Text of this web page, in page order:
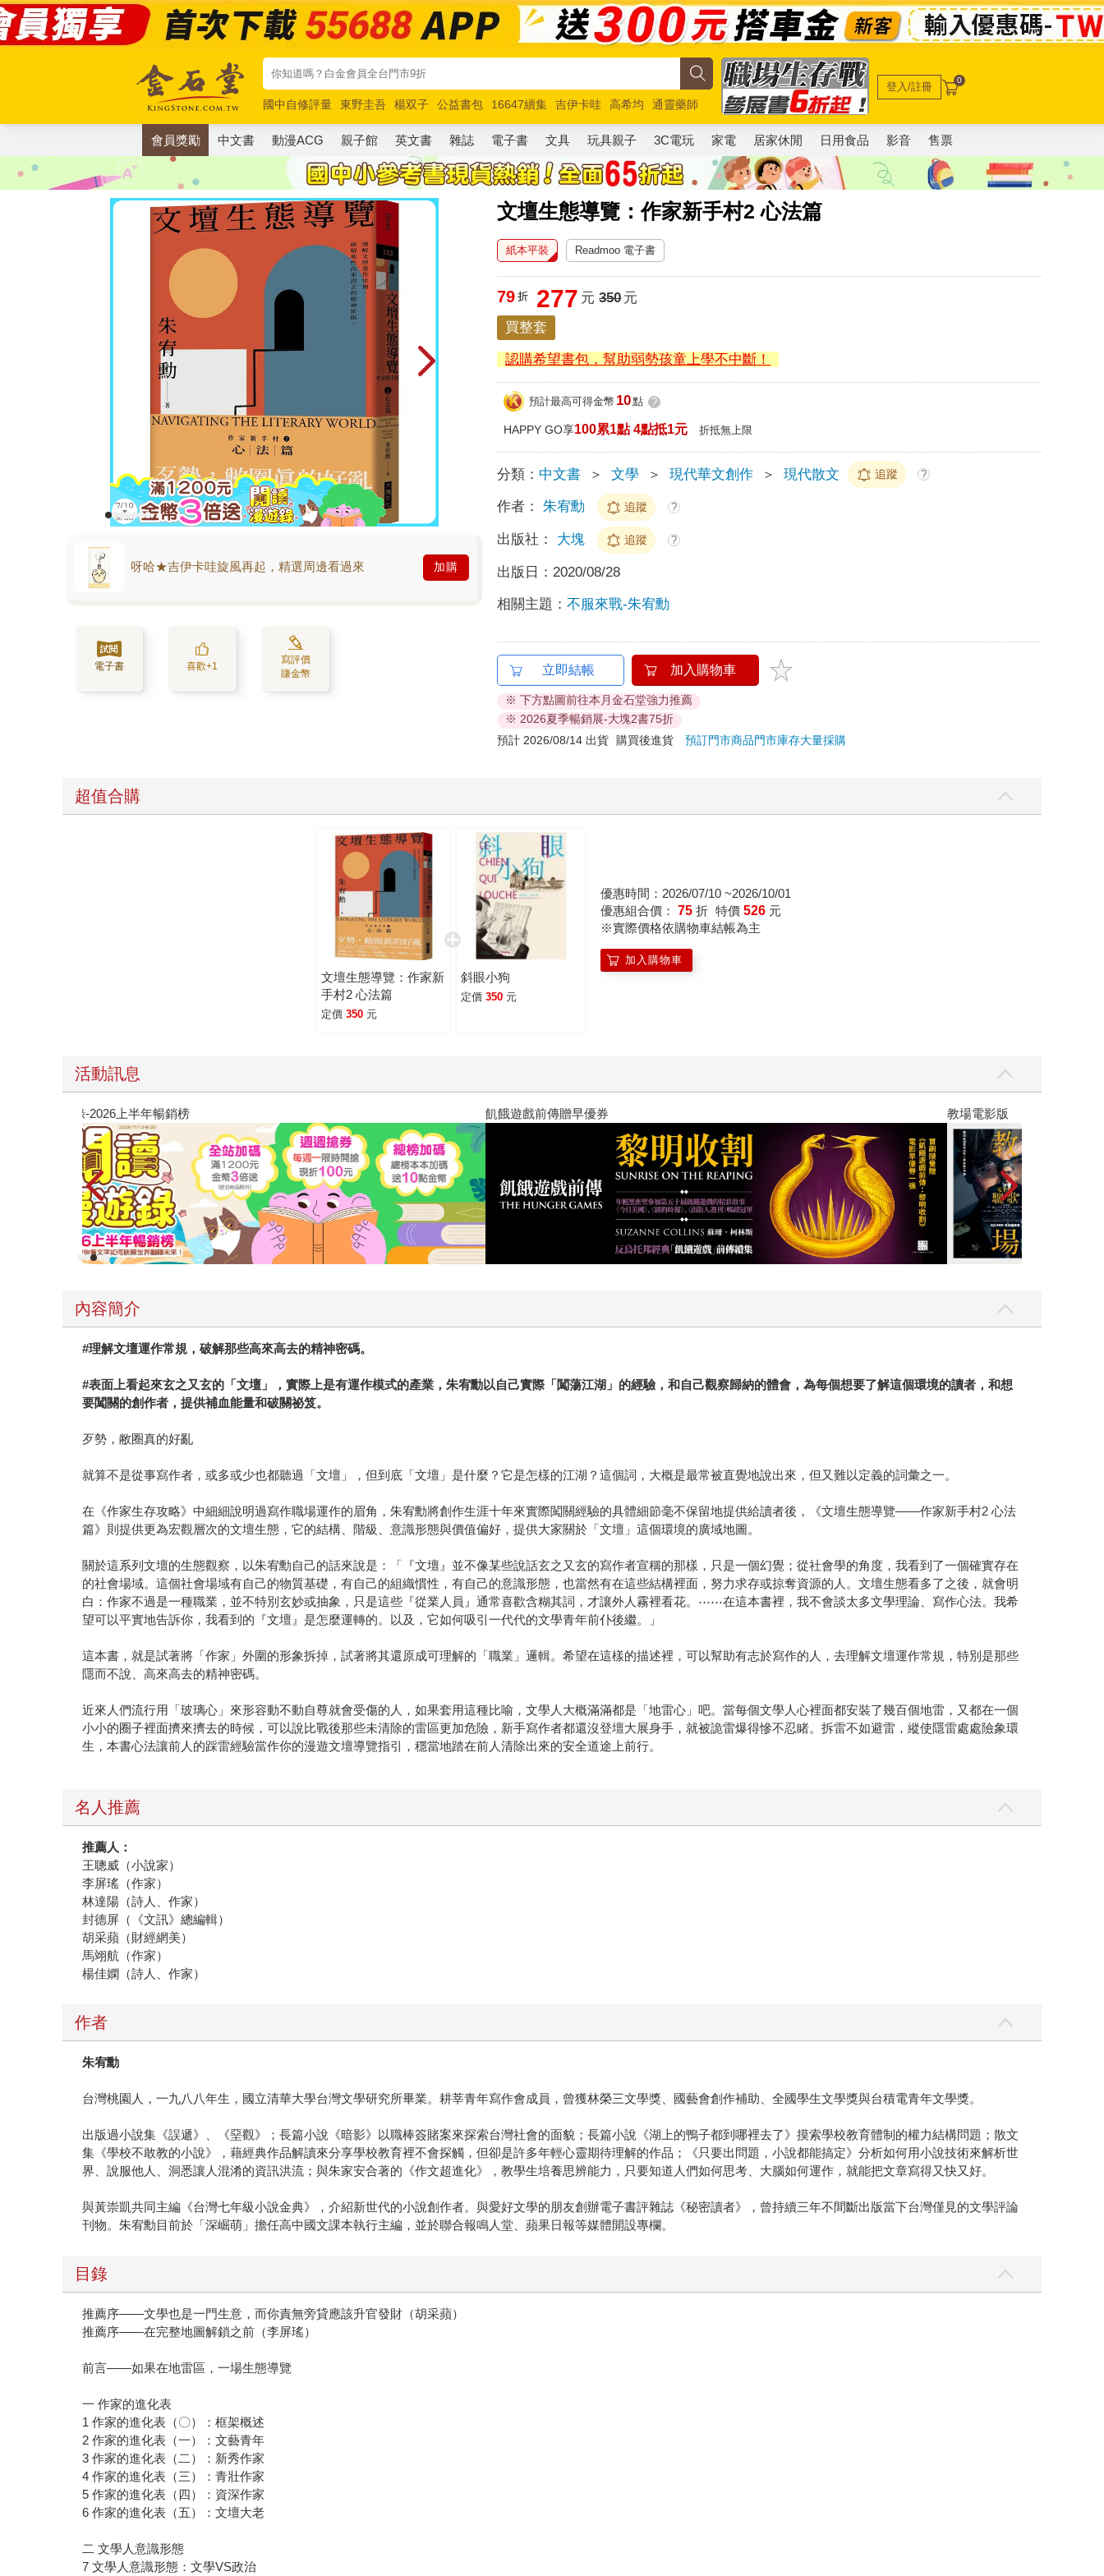
國中自修評量 東野圭吾 楊双子 公益書包 16647續集 吉伊卡哇 高希均
通靈藥師
唯紅花綻放
奧德賽 路邊攤新作 馬斯克 玩具總動員5 超慢跑
登入/註冊 0
會員獎勵 中文書 動漫ACG 親子館 英文書 雜誌 電子書 文具 玩具親子 3C電玩 家電 居家休閒 日用食品 影音 售票
文壇生態導覽：作家新手村2 心法篇
呀哈★吉伊卡哇旋風再起，精選周邊看過來 加購
電子書 喜歡+1
寫評價
賺金幣
紙本平裝 Readmoo 電子書
79 折 277 元 350元
買整套
認購希望書包，幫助弱勢孩童上學不中斷！
預計最高可得金幣 10點 ?
HAPPY GO享100累1點 4點抵1元 折抵無上限
分類： 中文書 ＞ 文學 ＞ 現代華文創作 ＞ 現代散文 追蹤 ?
作者： 朱宥勳 追蹤 ?
出版社： 大塊 追蹤 ?
出版日： 2020/08/28
相關主題：不服來戰-朱宥勳
立即結帳 加入購物車
※ 下方點圖前往本月金石堂強力推薦
※ 2026夏季暢銷展-大塊2書75折
預計 2026/08/14 出貨
購買後進貨預訂門市商品門市庫存大量採購
超值合購
文壇生態導覽：作家新
手村2 心法篇
定價 350 元
斜眼小狗
定價 350 元
優惠時間：2026/07/10 ~2026/10/01
優惠組合價： 75 折 特價 526 元
※實際價格依購物車結帳為主
加入購物車
活動訊息
教場電影版 十字殺手【艾迪．弗林系列 前傳】
內容簡介
#理解文壇運作常規，破解那些高來高去的精神密碼。
#表面上看起來玄之又玄的「文壇」，實際上是有運作模式的產業，朱宥勳以自己實際「闖蕩江湖」的經驗，和自己觀察歸納的體會，為每個想要了解這個環境的讀者，和想
要闖關的創作者，提供補血能量和破關祕笈。
歹勢，敝圈真的好亂
就算不是從事寫作者，或多或少也都聽過「文壇」，但到底「文壇」是什麼？它是怎樣的江湖？這個詞，大概是最常被直覺地說出來，但又難以定義的詞彙之一。
在《作家生存攻略》中細細說明過寫作職場運作的眉角，朱宥勳將創作生涯十年來實際闖關經驗的具體細節毫不保留地提供給讀者後，《文壇生態導覽——作家新手村2 心法
篇》則提供更為宏觀層次的文壇生態，它的結構、階級、意識形態與價值偏好，提供大家關於「文壇」這個環境的廣域地圖。
關於這系列文壇的生態觀察，以朱宥勳自己的話來說是：「『文壇』並不像某些說話玄之又玄的寫作者宣稱的那樣，只是一個幻覺；從社會學的角度，我看到了一個確實存在
的社會場域。這個社會場域有自己的物質基礎，有自己的組織慣性，有自己的意識形態，也當然有在這些結構裡面，努力求存或掠奪資源的人。文壇生態看多了之後，就會明
白：作家不過是一種職業，並不特別玄妙或抽象，只是這些『從業人員』通常喜歡含糊其詞，才讓外人霧裡看花。⋯⋯在這本書裡，我不會談太多文學理論、寫作心法。我希
望可以平實地告訴你，我看到的『文壇』是怎麼運轉的。以及，它如何吸引一代代的文學青年前仆後繼。」
這本書，就是試著將「作家」外圍的形象拆掉，試著將其還原成可理解的「職業」邏輯。希望在這樣的描述裡，可以幫助有志於寫作的人，去理解文壇運作常規，特別是那些
隱而不說、高來高去的精神密碼。
近來人們流行用「玻璃心」來形容動不動自尊就會受傷的人，如果套用這種比喻，文學人大概滿滿都是「地雷心」吧。當每個文學人心裡面都安裝了幾百個地雷，又都在一個
小小的圈子裡面擠來擠去的時候，可以說比戰後那些未清除的雷區更加危險，新手寫作者都還沒登壇大展身手，就被詭雷爆得慘不忍睹。拆雷不如避雷，縱使隱雷處處險象環
生，本書心法讓前人的踩雷經驗當作你的漫遊文壇導覽指引，穩當地踏在前人清除出來的安全道途上前行。
名人推薦
推薦人：
王聰威（小說家）
李屏瑤（作家）
林達陽（詩人、作家）
封德屏（《文訊》總編輯）
胡采蘋（財經網美）
馬翊航（作家）
楊佳嫻（詩人、作家）
作者
朱宥勳
台灣桃園人，一九八八年生，國立清華大學台灣文學研究所畢業。耕莘青年寫作會成員，曾獲林榮三文學獎、國藝會創作補助、全國學生文學獎與台積電青年文學獎。
出版過小說集《誤遞》、《堊觀》；長篇小說《暗影》以職棒簽賭案來探索台灣社會的面貌；長篇小說《湖上的鴨子都到哪裡去了》摸索學校教育體制的權力結構問題；散文
集《學校不敢教的小說》，藉經典作品解讀來分享學校教育裡不會探觸，但卻是許多年輕心靈期待理解的作品；《只要出問題，小說都能搞定》分析如何用小說技術來解析世
界、說服他人、洞悉讓人混淆的資訊洪流；與朱家安合著的《作文超進化》，教學生培養思辨能力，只要知道人們如何思考、大腦如何運作，就能把文章寫得又快又好。
與黃崇凱共同主編《台灣七年級小說金典》，介紹新世代的小說創作者。與愛好文學的朋友創辦電子書評雜誌《秘密讀者》，曾持續三年不間斷出版當下台灣僅見的文學評論
刊物。朱宥勳目前於「深崛萌」擔任高中國文課本執行主編，並於聯合報鳴人堂、蘋果日報等媒體開設專欄。
目錄
推薦序——文學也是一門生意，而你責無旁貸應該升官發財（胡采蘋）
推薦序——在完整地圖解鎖之前（李屏瑤）
前言——如果在地雷區，一場生態導覽
一 作家的進化表
1 作家的進化表（〇）：框架概述
2 作家的進化表（一）：文藝青年
3 作家的進化表（二）：新秀作家
4 作家的進化表（三）：青壯作家
5 作家的進化表（四）：資深作家
6 作家的進化表（五）：文壇大老
二 文學人意識形態
7 文學人意識形態：文學VS政治